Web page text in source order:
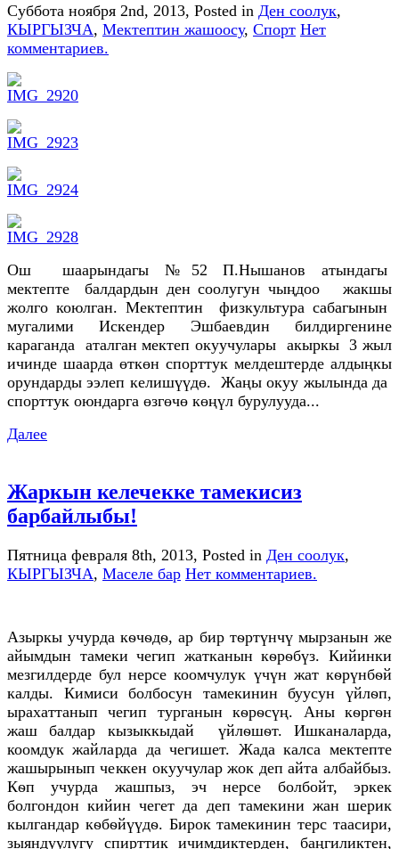
Суббота ноября 2nd, 2013, Posted in Ден соолук,
КЫРГЫЗЧА, Мектептин жашоосу, Спорт Нет
комментариев.
Ош шаарындагы №52 П.Нышанов атындагы
мектепте балдардын ден соолугун чыңдоо жакшы
жолго коюлган. Мектептин физкультура сабагынын
мугалими Искендер Эшбаевдин билдиргенине
караганда аталган мектеп окуучулары акыркы 3 жыл
ичинде шаарда өткөн спорттук мелдештерде алдыңкы
орундарды ээлеп келишүүдө. Жаңы окуу жылында да
спорттук оюндарга өзгөчө көңүл бурулууда...
Далее
Жаркын келечекке тамекисиз
барбайлыбы!
Пятница февраля 8th, 2013, Posted in Ден соолук,
КЫРГЫЗЧА, Маселе бар Нет комментариев.
Азыркы учурда кѳчѳдѳ, ар бир тѳртүнчү мырзанын же
айымдын тамеки чегип жатканын кѳрѳбүз. Кийинки
мезгилдерде бул нерсе коомчулук үчүн жат кѳрүнбѳй
калды. Кимиси болбосун тамекинин буусун үйлѳп,
ырахаттанып чегип турганын кѳрѳсүң. Аны кѳргѳн
жаш балдар кызыккыдай үйлѳшѳт. Ишканаларда,
коомдук жайларда да чегишет. Жада калса мектепте
жашырынып чеккен окуучулар жок деп айта албайбыз.
Кѳп учурда жашпыз, эч нерсе болбойт, эркек
болгондон кийин чегет да деп тамекини жан шерик
кылгандар кѳбѳйүүдѳ. Бирок тамекинин терс таасири,
зыяндуулугу спирттик ичимдиктерден, баңгиликтен,